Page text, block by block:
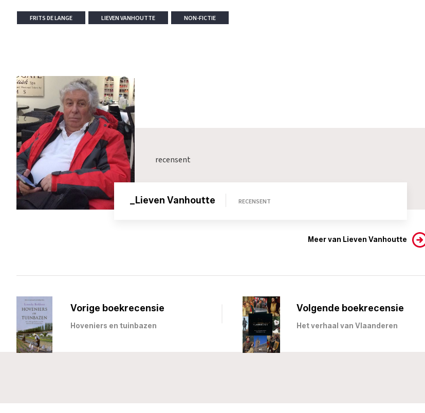
FRITS DE LANGE LIEVEN VANHOUTTE NON-FICTIE
recensent
_Lieven Vanhoutte RECENSENT
Meer van Lieven Vanhoutte
Vorige boekrecensie
Hoveniers en tuinbazen
Volgende boekrecensie
Het verhaal van Vlaanderen